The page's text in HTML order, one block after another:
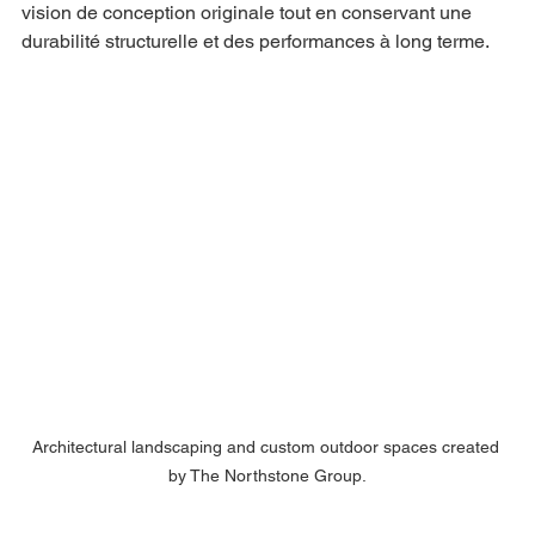
vision de conception originale tout en conservant une
durabilité structurelle et des performances à long terme.
Architectural landscaping and custom outdoor spaces created
by The Northstone Group.